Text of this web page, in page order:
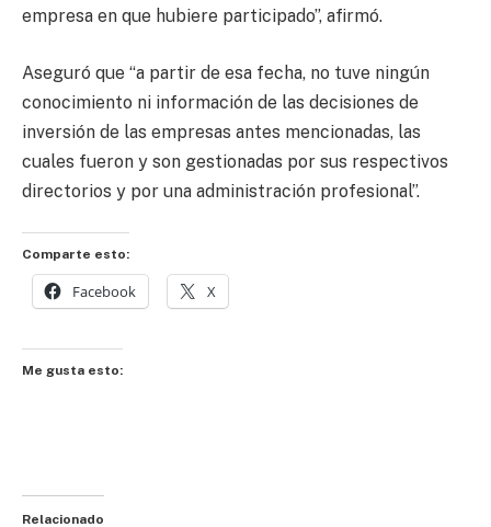
empresa en que hubiere participado”, afirmó.
Aseguró que “a partir de esa fecha, no tuve ningún
conocimiento ni información de las decisiones de
inversión de las empresas antes mencionadas, las
cuales fueron y son gestionadas por sus respectivos
directorios y por una administración profesional”.
Comparte esto:
Facebook X
Me gusta esto:
Relacionado